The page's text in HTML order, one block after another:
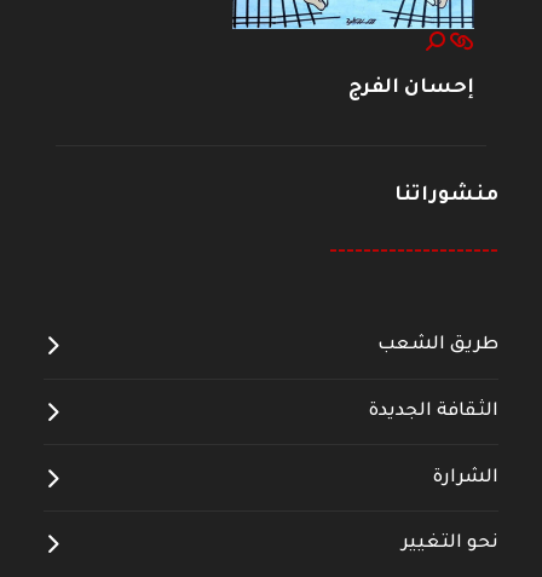
إحسان الفرج
منشوراتنا
--------------------
طريق الشعب
الثقافة الجديدة
الشرارة
نحو التغيير